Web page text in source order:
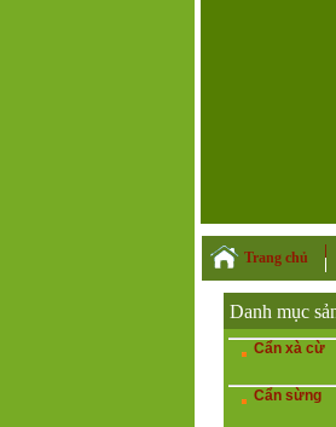
Trang chủ
Danh mục
Cẩn xà cừ
Cẩn sừng